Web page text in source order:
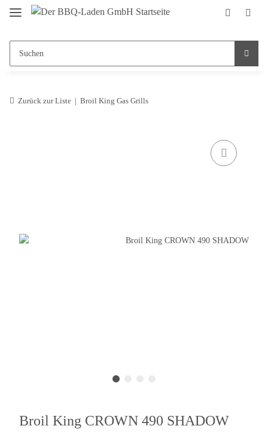
Zurück zur Liste Broil King Gas Grills
Broil King CROWN 490 SHADOW